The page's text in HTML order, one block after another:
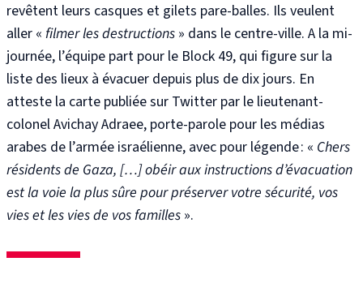
revêtent leurs casques et gilets pare-balles. Ils veulent
aller « filmer les destructions » dans le centre-ville. A la mi-
journée, l’équipe part pour le Block 49, qui figure sur la
liste des lieux à évacuer depuis plus de dix jours. En
atteste la carte publiée sur Twitter par le lieutenant-
colonel Avichay Adraee, porte-parole pour les médias
arabes de l’armée israélienne, avec pour légende : « Chers
résidents de Gaza, […] obéir aux instructions d’évacuation
est la voie la plus sûre pour préserver votre sécurité, vos
vies et les vies de vos familles ».